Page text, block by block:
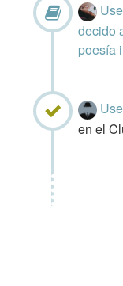
decido
poesía
en el